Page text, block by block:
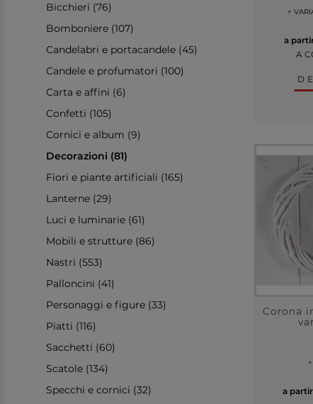
Bicchieri (76)
Bomboniere (107)
Candelabri e portacandele (45)
Candele e profumatori (100)
Carta e affini (6)
Confetti (105)
Cornici e album (9)
Decorazioni (81)
Fiori e piante artificiali (165)
Lanterne (29)
Luci e luminarie (61)
Mobili e strutture (86)
Nastri (553)
Palloncini (41)
Personaggi e figure (33)
Piatti (116)
Sacchetti (60)
Scatole (134)
Specchi e cornici (32)
+
a
A
Corona
a